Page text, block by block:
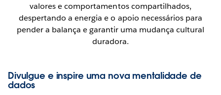
valores e comportamentos compartilhados,
despertando a energia e o apoio necessários para
pender a balança e garantir uma mudança cultural
duradora.
Divulgue e inspire uma nova mentalidade de
dados